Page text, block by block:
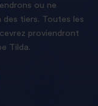
ou ne
tiers. Toutes les
proviendront
Tilda.